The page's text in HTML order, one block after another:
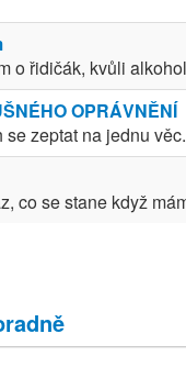
o řidičák, kvůli
OPRÁVNĚNÍ
se zeptat na jednu
co se stane když